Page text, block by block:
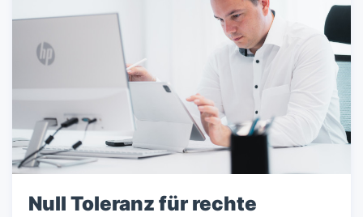
Null Toleranz für rechte